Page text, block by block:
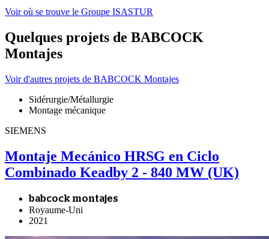
Voir où se trouve le Groupe ISASTUR
Quelques projets de BABCOCK
Montajes
Voir d'autres projets de BABCOCK Montajes
Sidérurgie/Métallurgie
Montage mécanique
SIEMENS
Montaje Mecánico HRSG en Ciclo
Combinado Keadby 2 - 840 MW (UK)
babcock montajes
Royaume-Uni
2021